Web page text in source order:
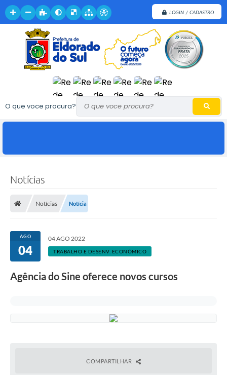
LOGIN / CADASTRO
O que voce procura?
Notícias
Notícias Notícia
AGO
04
04 AGO 2022
TRABALHO E DESENV. ECONÔMICO
Agência do Sine oferece novos cursos
COMPARTILHAR